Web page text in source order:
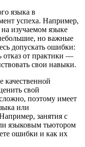
языка в
успеха. Например,
на изучаемом языке
но важные
допускать ошибки:
отказ от практики —
свои навыки.
свой
поэтому имеет
или
занятия с
языковым тьютором
ошибки и как их